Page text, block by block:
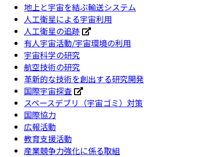
地上と宇宙を結ぶ輸送システム
人工衛星による宇宙利用
人工衛星の追跡
有人宇宙活動/宇宙環境の利用
宇宙科学の研究
航空技術の研究
革新的な技術を創出する研究開発
国際宇宙探査
スペースデブリ（宇宙ゴミ）対策
国際協力
広報活動
教育支援活動
産業競争力強化に係る取組